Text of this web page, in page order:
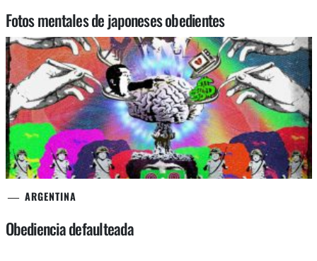
Fotos mentales de japoneses obedientes
ARGENTINA
Obediencia defaulteada